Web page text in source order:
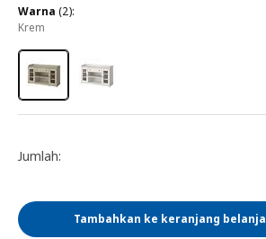
warna (2):
krem
Jumlah:
Tambahkan ke keranjang belanja